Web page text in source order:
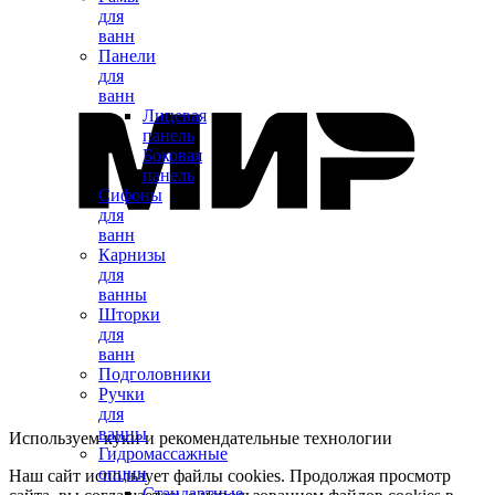
для
ванн
Панели
для
ванн
Лицевая
панель
Боковая
панель
Сифоны
для
ванн
Карнизы
для
ванны
Шторки
для
ванн
Подголовники
Ручки
для
ванны
Гидромассажные
опции
Используем куки и рекомендательные технологии
Наш сайт использует файлы cookies. Продолжая просмотр